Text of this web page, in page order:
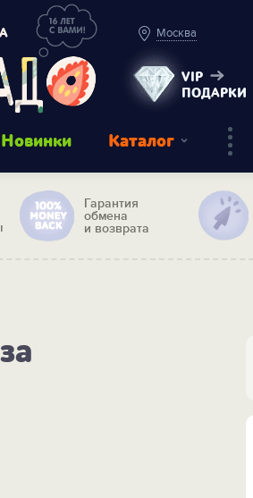
Москва
VIP
ПОДАРКИ
Новинки Каталог
Гарантия
обмена
и возврата